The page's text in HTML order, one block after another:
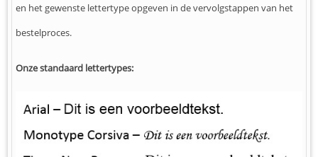
en het gewenste lettertype opgeven in de vervolgstappen van het
bestelproces.
Onze standaard lettertypes: